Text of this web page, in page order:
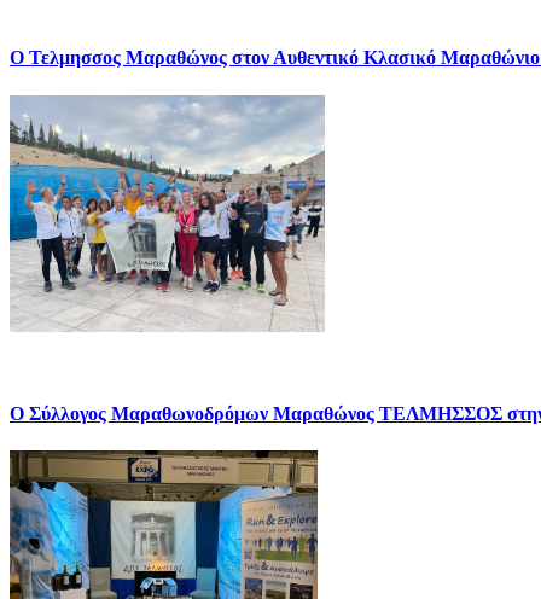
Ο Τελμησσος Μαραθώνος στον Αυθεντικό Κλασικό
Ο Σύλλογος Μαραθωνοδρόμων Μαραθώνος ΤΕΛΜΗΣΣΟΣ